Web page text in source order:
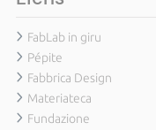
FabLab in giru
Pépite
Fabbrica Design
Materiateca
Fundazione